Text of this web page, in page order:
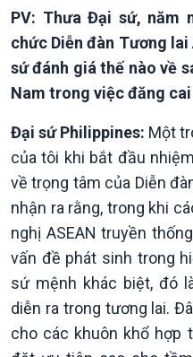
PV: Thưa Đại sứ, năm
chức Diễn đàn Tương
sứ đánh giá thế nào về
Nam trong việc đăng
Đại sứ Philippines: Một
của tôi khi bắt đầu
về trọng tâm của Diễn
nhận ra rằng, trong khi
nghị ASEAN truyền
vấn đề phát sinh trong
sứ mệnh khác biệt, đó
diễn ra trong tương lai.
cho các khuôn khổ hợp